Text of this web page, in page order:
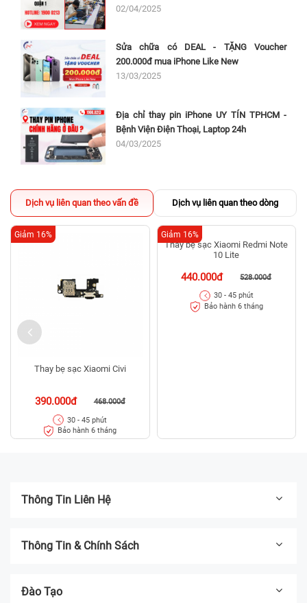
02/04/2025
Sửa chữa có DEAL - TẶNG Voucher
200.000đ mua iPhone Like New
13/03/2025
Địa chỉ thay pin iPhone UY TÍN TPHCM -
Bệnh Viện Điện Thoại, Laptop 24h
04/03/2025
Dịch vụ liên quan theo vấn đề Dịch vụ liên quan theo dòng
Thay bẹ sạc Xiaomi Civi
390.000đ 468.000đ
Giảm 16%
30 - 45 phút
Bảo hành 6 tháng
Thay bẹ sạc Xiaomi Redmi Note
10 Lite
440.000đ 528.000đ
Giảm 16%
30 - 45 phút
Bảo hành 6 tháng
Thông Tin Liên Hệ
Thông Tin & Chính Sách
Đào Tạo